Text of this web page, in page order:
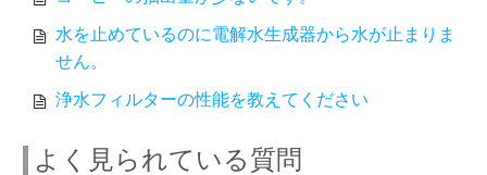
水を止めているのに電解水生成器から水が止まりま
せん。
浄水フィルターの性能を教えてください
よく見られている質問